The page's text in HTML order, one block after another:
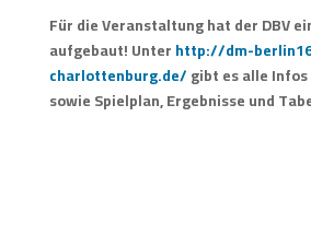
Für die Veranstaltung hat der DBV
aufgebaut! Unterhttp://dm-
charlottenburg.de/gibt es alle
sowie Spielplan, Ergebnisse und